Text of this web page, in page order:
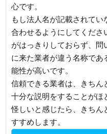
心です。
もし法人名が記載されて
合わせるようにしてくださ
がはっきりしておらず、問
に来た業者が違う名称で
能性が高いです。
信頼できる業者は、きちん
十分な説明をすることが
怪しいと感じたら、きちん
すすめします。